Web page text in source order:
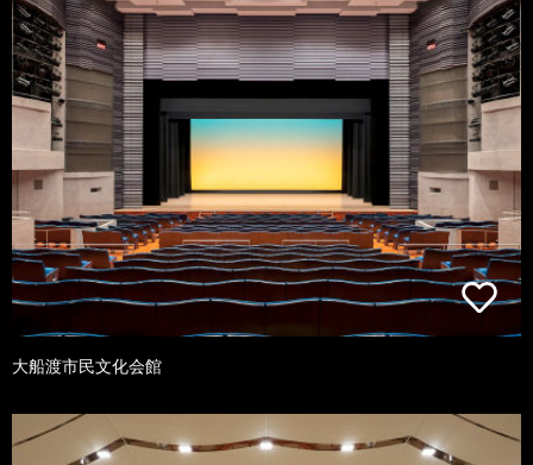
大船渡市民文化会館